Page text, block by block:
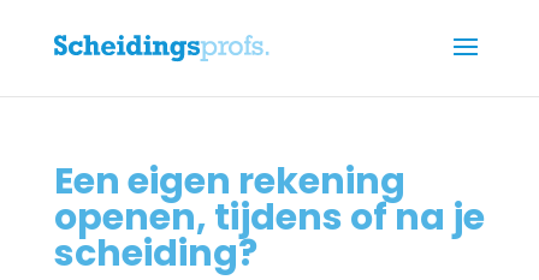
Een eigen rekening
openen, tijdens of na je
scheiding?